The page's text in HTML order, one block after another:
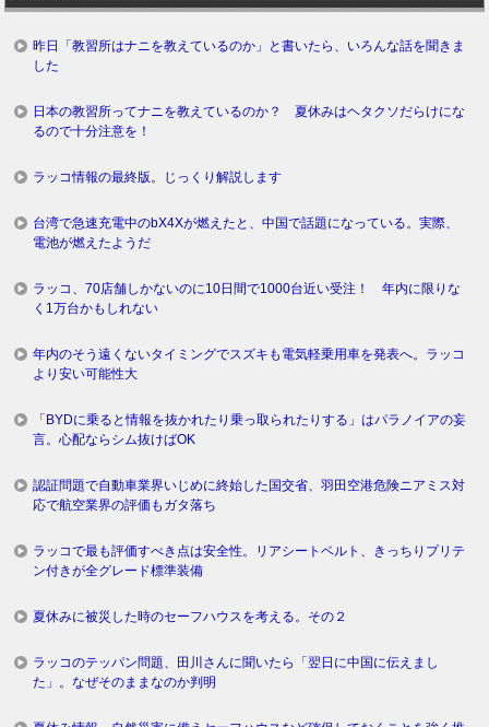
昨日「教習所はナニを教えているのか」と書いたら、いろんな話を聞きま
した
日本の教習所ってナニを教えているのか？ 夏休みはヘタクソだらけにな
るので十分注意を！
ラッコ情報の最終版。じっくり解説します
台湾で急速充電中のbX4Xが燃えたと、中国で話題になっている。実際、
電池が燃えたようだ
ラッコ、70店舗しかないのに10日間で1000台近い受注！ 年内に限りな
く1万台かもしれない
年内のそう遠くないタイミングでスズキも電気軽乗用車を発表へ。ラッコ
より安い可能性大
「BYDに乗ると情報を抜かれたり乗っ取られたりする」はパラノイアの妄
言。心配ならシム抜けばOK
認証問題で自動車業界いじめに終始した国交省、羽田空港危険ニアミス対
応で航空業界の評価もガタ落ち
ラッコで最も評価すべき点は安全性。リアシートベルト、きっちりプリテ
ン付きが全グレード標準装備
夏休みに被災した時のセーフハウスを考える。その２
ラッコのテッパン問題、田川さんに聞いたら「翌日に中国に伝えまし
た」。なぜそのままなのか判明